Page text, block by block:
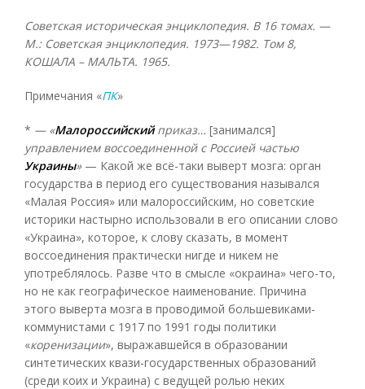
Советская историческая энциклопедия. В 16 томах. —
М.: Советская энциклопедия. 1973—1982. Том 8,
КОШАЛА – МАЛЬТА. 1965.
Примечания «ПК»
* — «Малороссийскийприказ… [занимался]
управлением воссоединенной с Россией частью
Украины» — Какой же всё-таки выверт мозга: орган
государства в период его существования назывался
«Малая Россия» или малороссийским, но советские
историки настырно использовали в его описании слово
«Украина», которое, к слову сказать, в момент
воссоединения практически нигде и никем не
употреблялось. Разве что в смысле «окраина» чего-то,
но не как географическое наименование. Причина
этого выверта мозга в проводимой большевиками-
коммунистами с 1917 по 1991 годы политики
«коренизации», выражавшейся в образовании
синтетических квази-государственных образований
(среди коих и Украина) с ведущей ролью неких